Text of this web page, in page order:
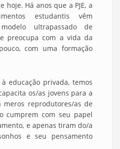
hoje. Há anos que a PJE, a
estudantis vêm
ultrapassado de
preocupa com a vida da
com uma formação
educação privada, temos
os/as jovens para a
meros reprodutores/as de
cumprem com seu papel
e apenas tiram do/a
e seu pensamento